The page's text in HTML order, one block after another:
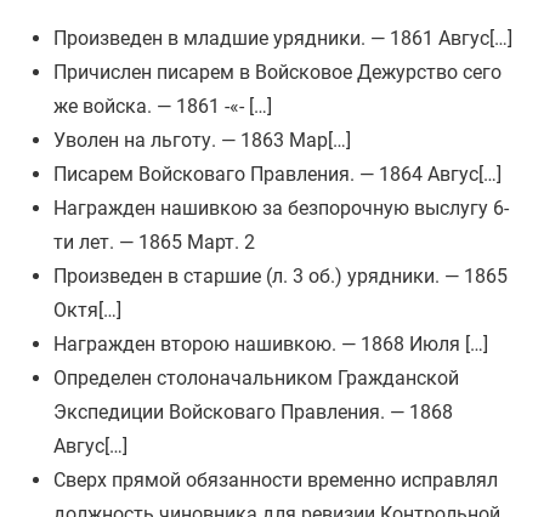
VIII.
Произведен в младшие урядники. — 1861 Авгус[…]
Причислен писарем в Войсковое Дежурство сего
же войска. — 1861 -«- […]
Уволен на льготу. — 1863 Мар[…]
Писарем Войсковаго Правления. — 1864 Авгус[…]
Награжден нашивкою за безпорочную выслугу 6-
ти лет. — 1865 Март. 2
Произведен в старшие (л. 3 об.) урядники. — 1865
Октя[…]
Награжден второю нашивкою. — 1868 Июля […]
Определен столоначальником Гражданской
Экспедиции Войсковаго Правления. — 1868
Авгус[…]
Сверх прямой обязанности временно исправлял